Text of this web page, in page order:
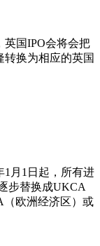
英国IPO会将会把
转换为相应的英国
1月1日起，所有进
步替换成UKCA
欧洲经济区）或